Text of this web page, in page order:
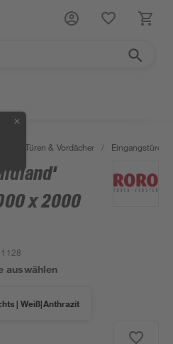
✕
Türen & Vordächer / Eingangstüren
x 2000
auswählen
| Weiß|Anthrazit